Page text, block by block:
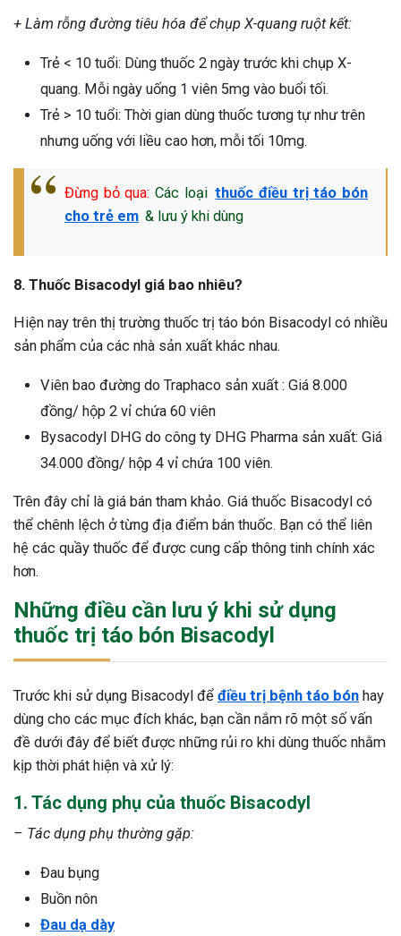
+ Làm rỗng đường tiêu hóa để chụp X-quang ruột kết:
Trẻ < 10 tuổi: Dùng thuốc 2 ngày trước khi chụp X-
quang. Mỗi ngày uống 1 viên 5mg vào buổi tối.
Trẻ > 10 tuổi: Thời gian dùng thuốc tương tự như trên
nhưng uống với liều cao hơn, mỗi tối 10mg.
Đừng bỏ qua: Các loại thuốc điều trị táo bón
cho trẻ em & lưu ý khi dùng
8. Thuốc Bisacodyl giá bao nhiêu?
Hiện nay trên thị trường thuốc trị táo bón Bisacodyl có nhiều
sản phẩm của các nhà sản xuất khác nhau.
Viên bao đường do Traphaco sản xuất : Giá 8.000
đồng/ hộp 2 vỉ chứa 60 viên
Bysacodyl DHG do công ty DHG Pharma sản xuất: Giá
34.000 đồng/ hộp 4 vỉ chứa 100 viên.
Trên đây chỉ là giá bán tham khảo. Giá thuốc Bisacodyl có
thể chênh lệch ở từng địa điểm bán thuốc. Bạn có thể liên
hệ các quầy thuốc để được cung cấp thông tinh chính xác
hơn.
Những điều cần lưu ý khi sử dụng
thuốc trị táo bón Bisacodyl
Trước khi sử dụng Bisacodyl để điều trị bệnh táo bón hay
dùng cho các mục đích khác, bạn cần nắm rõ một số vấn
đề dưới đây để biết được những rủi ro khi dùng thuốc nhằm
kịp thời phát hiện và xử lý:
1. Tác dụng phụ của thuốc Bisacodyl
– Tác dụng phụ thường gặp:
Đau bụng
Buồn nôn
Đau dạ dày